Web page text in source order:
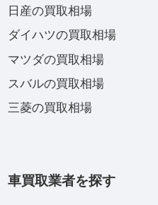
日産の買取相場
ダイハツの買取相場
マツダの買取相場
スバルの買取相場
三菱の買取相場
車買取業者を探す